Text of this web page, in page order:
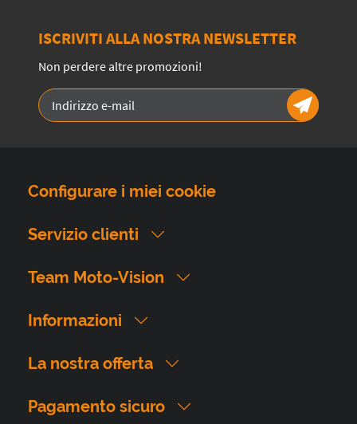
ISCRIVITI ALLA NOSTRA NEWSLETTER
Non perdere altre promozioni!
Configurare i miei cookie
Servizio clienti
Team Moto-Vision
Informazioni
La nostra offerta
Pagamento sicuro